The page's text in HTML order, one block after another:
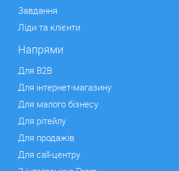
Завдання
Ліди та клієнти
Напрями
Для B2B
Для інтернет-магазину
Для малого бізнесу
Для рітейлу
Для продажів
Для сall-центру